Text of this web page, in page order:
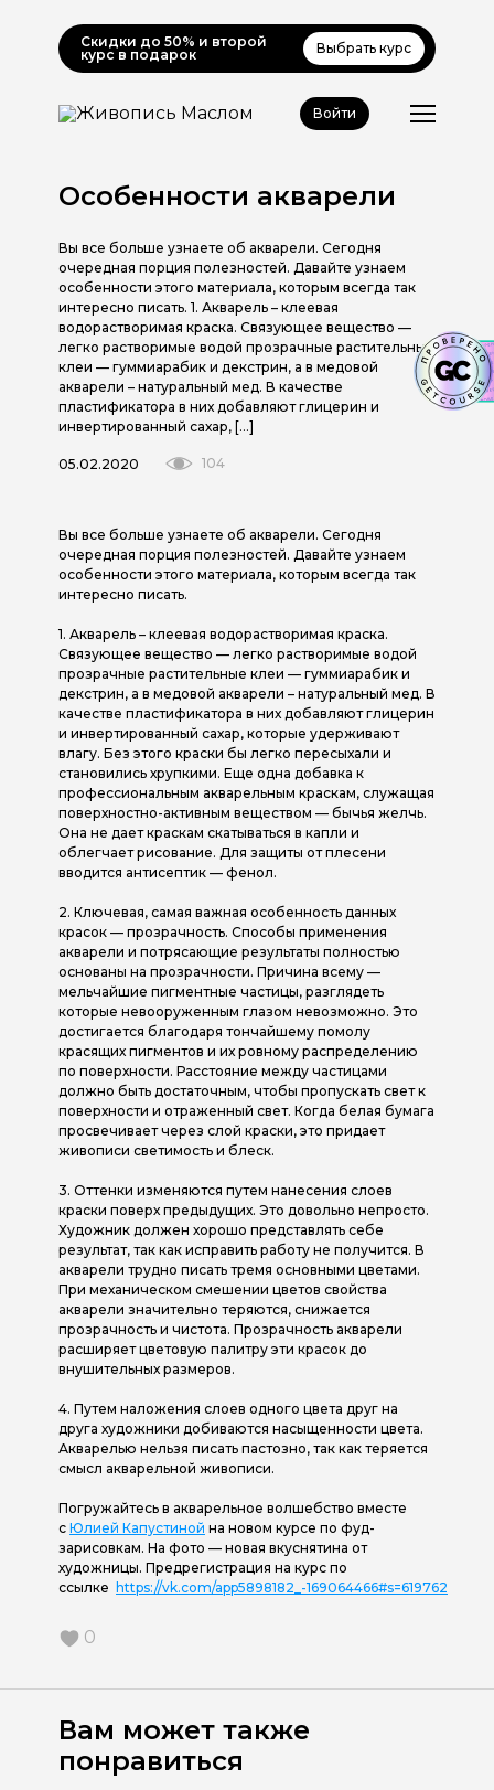
Скидки до 50% и второй
курс в подарок
Выбрать курс
Войти
Особенности акварели
Вы все больше узнаете об акварели. Сегодня
очередная порция полезностей. Давайте узнаем
особенности этого материала, которым всегда так
интересно писать. 1. Акварель – клеевая
водорастворимая краска. Связующее вещество —
легко растворимые водой прозрачные растительные
клеи — гуммиарабик и декстрин, а в медовой
акварели – натуральный мед. В качестве
пластификатора в них добавляют глицерин и
инвертированный сахар, […]
05.02.2020 104
Вы все больше узнаете об акварели. Сегодня
очередная порция полезностей. Давайте узнаем
особенности этого материала, которым всегда так
интересно писать.
1. Акварель – клеевая водорастворимая краска.
Связующее вещество — легко растворимые водой
прозрачные растительные клеи — гуммиарабик и
декстрин, а в медовой акварели – натуральный мед. В
качестве пластификатора в них добавляют глицерин
и инвертированный сахар, которые удерживают
влагу. Без этого краски бы легко пересыхали и
становились хрупкими. Еще одна добавка к
профессиональным акварельным краскам, служащая
поверхностно-активным веществом — бычья желчь.
Она не дает краскам скатываться в капли и
облегчает рисование. Для защиты от плесени
вводится антисептик — фенол.
2. Ключевая, самая важная особенность данных
красок — прозрачность. Способы применения
акварели и потрясающие результаты полностью
основаны на прозрачности. Причина всему —
мельчайшие пигментные частицы, разглядеть
которые невооруженным глазом невозможно. Это
достигается благодаря тончайшему помолу
красящих пигментов и их ровному распределению
по поверхности. Расстояние между частицами
должно быть достаточным, чтобы пропускать свет к
поверхности и отраженный свет. Когда белая бумага
просвечивает через слой краски, это придает
живописи светимость и блеск.
3. Оттенки изменяются путем нанесения слоев
краски поверх предыдущих. Это довольно непросто.
Художник должен хорошо представлять себе
результат, так как исправить работу не получится. В
акварели трудно писать тремя основными цветами.
При механическом смешении цветов свойства
акварели значительно теряются, снижается
прозрачность и чистота. Прозрачность акварели
расширяет цветовую палитру эти красок до
внушительных размеров.
4. Путем наложения слоев одного цвета друг на
друга художники добиваются насыщенности цвета.
Акварелью нельзя писать пастозно, так как теряется
смысл акварельной живописи.
Погружайтесь в акварельное волшебство вместе
с Юлией Капустиной на новом курсе по фуд-
зарисовкам. На фото — новая вкуснятина от
художницы. Предрегистрация на курс по
ссылке https://vk.com/app5898182_-169064466#s=619762
0
Вам может также
понравиться